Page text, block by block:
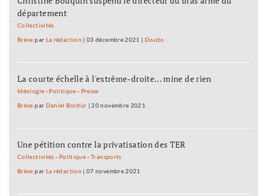
département
Collectivités
Brève par La rédaction |03 décembre 2021 Doubs
La courte échelle à l'extrême-droite... mine de rien
Idéologie - Politique - Presse
Brève par Daniel Bordür |20 novembre 2021
Une pétition contre la privatisation des TER
Collectivités - Politique-Transports
Brève par La rédaction |07 novembre 2021